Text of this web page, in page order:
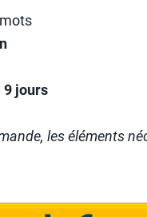
mots
9 jours
les éléments